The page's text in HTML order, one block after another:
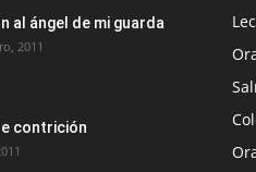
al ángel de mi guarda
2011
contrición